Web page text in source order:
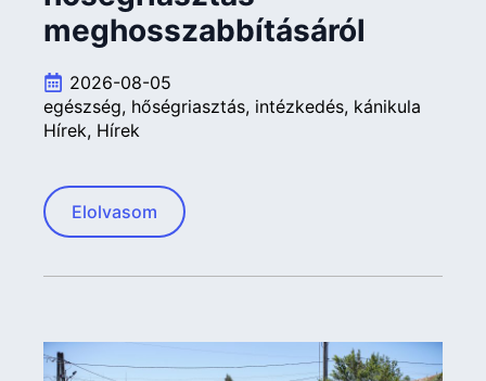
meghosszabbításáról
2026-08-05
egészség hőségriasztás intézkedés kánikula
Hírek Hírek
Elolvasom